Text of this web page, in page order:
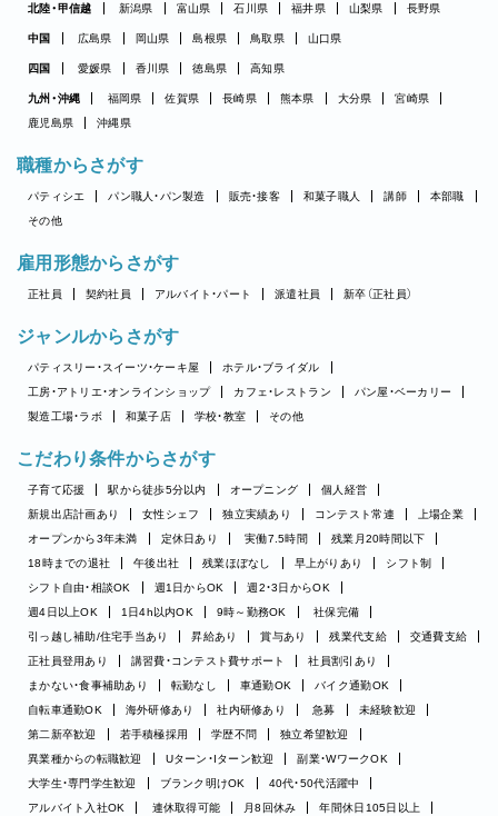
北陸・甲信越 新潟県 富山県 石川県 福井県 山梨県 長野県
中国 広島県 岡山県 島根県 鳥取県 山口県
四国 愛媛県 香川県 徳島県 高知県
九州・沖縄 福岡県 佐賀県 長崎県 熊本県 大分県
宮崎県
鹿児島県
沖縄県
職種からさがす
パティシエ パン職人・パン製造 販売・接客 和菓子職人 講師
本部職
その他
雇用形態からさがす
正社員 契約社員 アルバイト・パート 派遣社員 新卒（正社員）
ジャンルからさがす
パティスリー・スイーツ・ケーキ屋
ホテル・ブライダル
工房・アトリエ・オンラインショップ
カフェ・レストラン
パン屋・ベーカリー
製造工場・ラボ
和菓子店 学校・教室 その他
こだわり条件からさがす
子育て応援 駅から徒歩5分以内 オープニング
個人経営
新規出店計画あり
女性シェフ 独立実績あり コンテスト常連
上場企業
オープンから3年未満
定休日あり 実働7.5時間
残業月20時間以下
18時までの退社
午後出社 残業ほぼなし 早上がりあり
シフト制
シフト自由・相談OK
週1日からOK
週2・3日からOK
週4日以上OK
1日4h以内OK 9時～勤務OK
社保完備
引っ越し補助/住宅手当あり
昇給あり 賞与あり 残業代支給
交通費支給
正社員登用あり
講習費・コンテスト費サポート
社員割引あり
まかない・食事補助あり
転勤なし 車通勤OK
バイク通勤OK
自転車通勤OK
海外研修あり 社内研修あり 急募
未経験歓迎
第二新卒歓迎
若手積極採用 学歴不問
独立希望歓迎
異業種からの転職歓迎
Uターン・Iターン歓迎
副業・WワークOK
大学生・専門学生歓迎
ブランク明けOK
40代・50代活躍中
アルバイト入社OK
連休取得可能 月8回休み
年間休日105日以上